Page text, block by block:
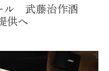
ル 武藤治作酒
供へ